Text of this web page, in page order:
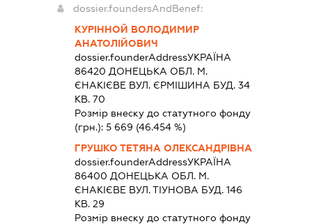
dossier.foundersAndBenef:
КУРІННОЙ ВОЛОДИМИР
АНАТОЛІЙОВИЧ
dossier.founderAddressУКРАЇНА
86420 ДОНЕЦЬКА ОБЛ. М.
ЄНАКІЄВЕ ВУЛ. ЄРМІШИНА БУД. 34
КВ. 70
Розмір внеску до статутного фонду
(грн.):5 669 (46.454 %)
ГРУШКО ТЕТЯНА ОЛЕКСАНДРІВНА
dossier.founderAddressУКРАЇНА
86400 ДОНЕЦЬКА ОБЛ. М.
ЄНАКІЄВЕ ВУЛ. ТІУНОВА БУД. 146
КВ. 29
Розмір внеску до статутного фонду